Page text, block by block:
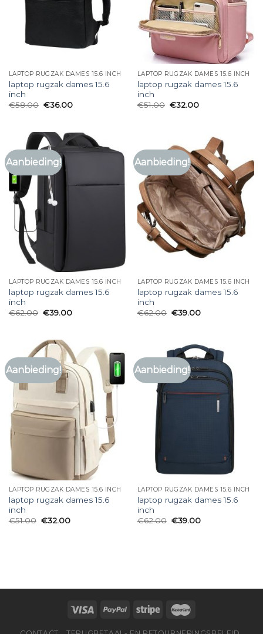
LAPTOP RUGZAK DAMES 15.6 INCH
laptop rugzak dames 15.6
inch
€58.00 €36.00
LAPTOP RUGZAK DAMES 15.6 INCH
laptop rugzak dames 15.6
inch
€51.00 €32.00
Aanbieding!
LAPTOP RUGZAK DAMES 15.6 INCH
laptop rugzak dames 15.6
inch
€62.00 €39.00
Aanbieding!
LAPTOP RUGZAK DAMES 15.6 INCH
laptop rugzak dames 15.6
inch
€62.00 €39.00
Aanbieding!
LAPTOP RUGZAK DAMES 15.6 INCH
laptop rugzak dames 15.6
inch
€51.00 €32.00
Aanbieding!
LAPTOP RUGZAK DAMES 15.6 INCH
laptop rugzak dames 15.6
inch
€62.00 €39.00